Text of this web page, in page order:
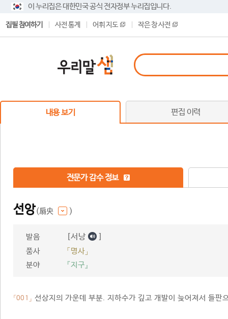
이 누리집은 대한민국 공식 전자정부 누리집입니다.
집필 참여하기 사전 통계 어휘 지도 작은 창 사전
내용 보기 편집 이력
전문가 감수 정보
선앙(扇央 )
발음 [서낭 ]
품사
「명사」
분야
『지구』
「001」 선상지의 가운데 부분. 지하수가 깊고 개발이 늦어져서 들판